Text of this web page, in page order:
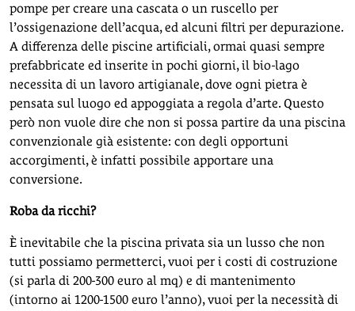
pompe per creare una cascata o un ruscello per
l’ossigenazione dell’acqua, ed alcuni filtri per depurazione.
A differenza delle piscine artificiali, ormai quasi sempre
prefabbricate ed inserite in pochi giorni, il bio-lago
necessita di un lavoro artigianale, dove ogni pietra è
pensata sul luogo ed appoggiata a regola d’arte. Questo
però non vuole dire che non si possa partire da una piscina
convenzionale già esistente: con degli opportuni
accorgimenti, è infatti possibile apportare una
conversione.
Roba da ricchi?
È inevitabile che la piscina privata sia un lusso che non
tutti possiamo permetterci, vuoi per i costi di costruzione
(si parla di 200-300 euro al mq) e di mantenimento
(intorno ai 1200-1500 euro l’anno), vuoi per la necessità di